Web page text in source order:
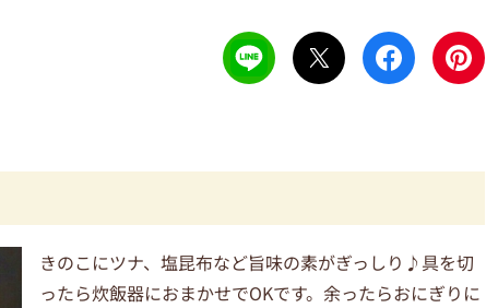
きのこにツナ、塩昆布など旨味の素がぎっしり♪具を切
ったら炊飯器におまかせでOKです。余ったらおにぎりに